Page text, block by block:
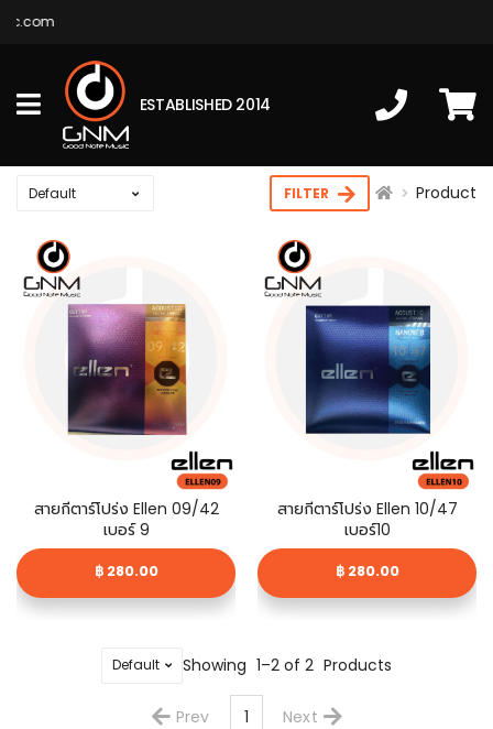
ESTABLISHED 2014
FILTER Product
สายกีตาร์โปร่ง Ellen 09/42
เบอร์ 9
฿ 280.00
สายกีตาร์โปร่ง Ellen 10/47
เบอร์10
฿ 280.00
Showing 1–2 of 2 Products
Prev 1 Next